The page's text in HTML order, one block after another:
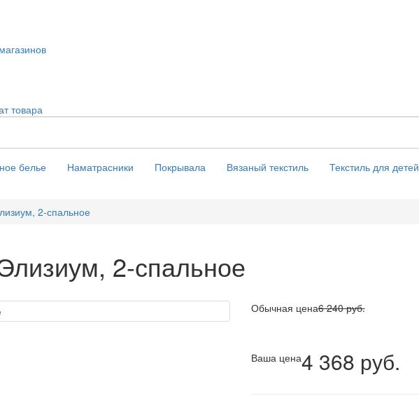
товара
белье Наматрасники Покрывала Вязаный текстиль Текстиль для детей
2-спальное
2-спальное
Обычная цена6 240 руб.
Ваша цена4 368 руб.